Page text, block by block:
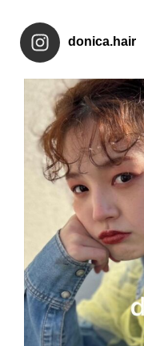
donica.hair